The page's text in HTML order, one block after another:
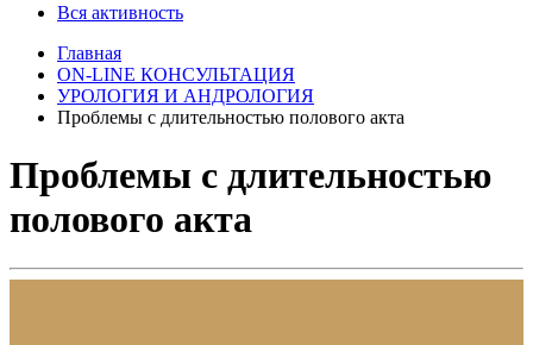
Вся активность
Главная
ON-LINE КОНСУЛЬТАЦИЯ
УРОЛОГИЯ И АНДРОЛОГИЯ
Проблемы с длительностью полового акта
Проблемы с длительностью
полового акта